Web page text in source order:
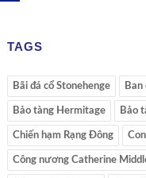
TAGS
Bãi đá cổ Stonehenge Ban
Bảo tàng Hermitage Bảo
Chiến hạm Rạng Đông
Công nương Catherine